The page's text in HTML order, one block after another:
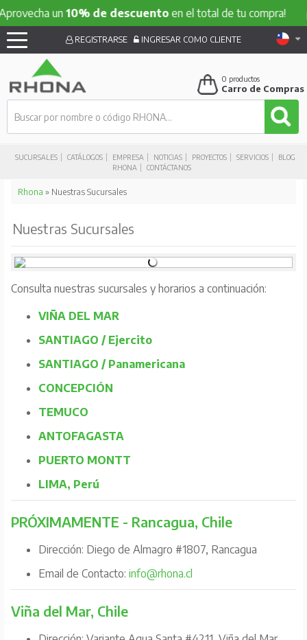
un10% de descuentoen el total de tu compra!
SUCURSALES CATÁLOGOS EMPRESA NOTICIAS PROYECTOS SERVICIOS
BLOG
RHONA
CONTÁCTANOS
REGISTRARSE INGRESAR COMO CLIENTE
0 productos
Carro de Compras
Rhona » Nuestras Sucursales
Nuestras Sucursales
Consulta nuestras sucursales y horarios a continuación:
VIÑA DEL MAR
SANTIAGO / Ejercito
SANTIAGO / Panamericana
CONCEPCIÓN
TEMUCO
ANTOFAGASTA
PUERTO MONTT
LIMA, Perú
PRÓXIMAMENTE - Rancagua, Chile
Dirección: Diego de Almagro #1807, Rancagua
Email de Contacto: info@rhona.cl
Viña del Mar, Chile